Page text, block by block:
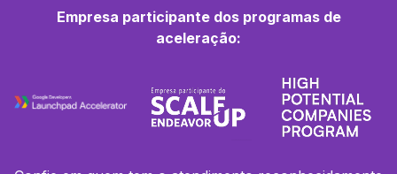
Empresa participante dos programas de
aceleração: